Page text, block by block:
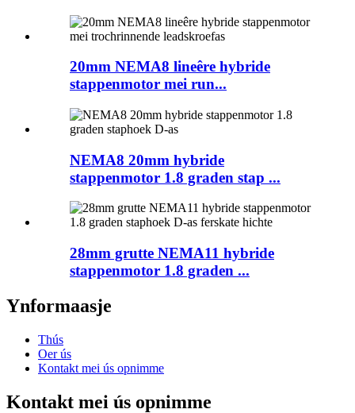
20mm NEMA8 lineêre hybride
stappenmotor mei run...
NEMA8 20mm hybride
stappenmotor 1.8 graden stap ...
28mm grutte NEMA11 hybride
stappenmotor 1.8 graden ...
Ynformaasje
Thús
Oer ús
Kontakt mei ús opnimme
Kontakt mei ús opnimme